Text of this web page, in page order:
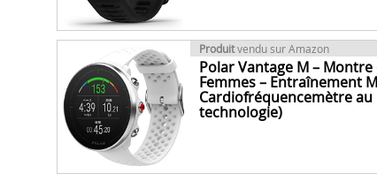
Produitvendu sur Amazon
Polar Vantage M –
Femmes – Entraînement
Cardiofréquencemètre
technologie)